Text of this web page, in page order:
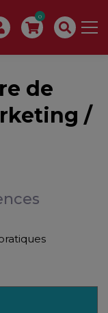
0
de
/